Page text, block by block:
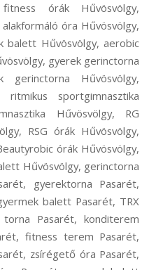
órák Hűvösvölgy,
óra Hűvösvölgy,
balett Hűvösvölgy, aerobic
gyerek gerinctorna
gerinctorna Hűvösvölgy,
sportgimnasztika
Hűvösvölgy, RG
RSG órák Hűvösvölgy,
órák Hűvösvölgy,
Hűvösvölgy, gerinctorna
gyerektorna Pasarét,
balett Pasarét, TRX
Pasarét, konditerem
fitness terem Pasarét,
zsírégető óra Pasarét,